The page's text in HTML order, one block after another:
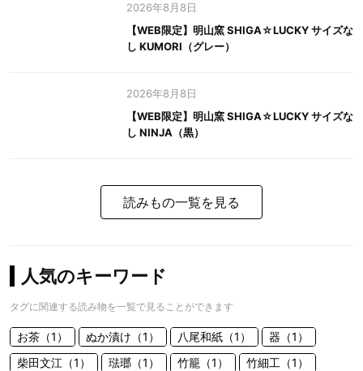
2026年8月8日
【WEB限定】明山窯 SHIGA☆LUCKY サイズな
し KUMORI（グレー）
2026年8月8日
【WEB限定】明山窯 SHIGA☆LUCKY サイズな
し NINJA（黒）
読みもの一覧を見る
人気のキーワード
タグに関連する読み物を一覧で見ることができます
お茶（1） ぬか漬け（1） 八尾和紙（1）
器（1）
柴田文江（1）
琺瑯（1） 竹籠（1） 竹細工（1）